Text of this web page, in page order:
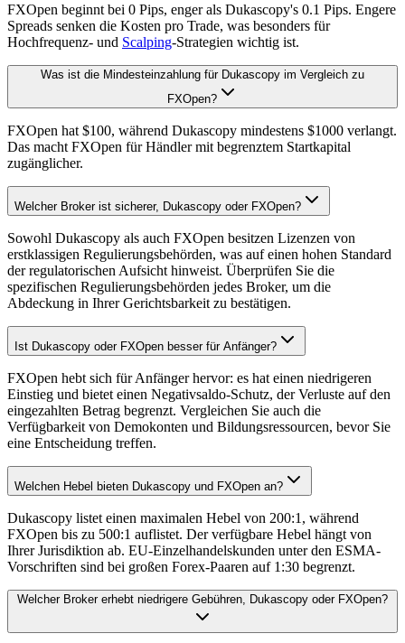
FXOpen beginnt bei 0 Pips, enger als Dukascopy's 0.1 Pips. Engere
Spreads senken die Kosten pro Trade, was besonders für
Hochfrequenz- und Scalping-Strategien wichtig ist.
Was ist die Mindesteinzahlung für Dukascopy im Vergleich zu
FXOpen?
FXOpen hat $100, während Dukascopy mindestens $1000 verlangt.
Das macht FXOpen für Händler mit begrenztem Startkapital
zugänglicher.
Welcher Broker ist sicherer, Dukascopy oder FXOpen?
Sowohl Dukascopy als auch FXOpen besitzen Lizenzen von
erstklassigen Regulierungsbehörden, was auf einen hohen Standard
der regulatorischen Aufsicht hinweist. Überprüfen Sie die
spezifischen Regulierungsbehörden jedes Broker, um die
Abdeckung in Ihrer Gerichtsbarkeit zu bestätigen.
Ist Dukascopy oder FXOpen besser für Anfänger?
FXOpen hebt sich für Anfänger hervor: es hat einen niedrigeren
Einstieg und bietet einen Negativsaldo-Schutz, der Verluste auf den
eingezahlten Betrag begrenzt. Vergleichen Sie auch die
Verfügbarkeit von Demokonten und Bildungsressourcen, bevor Sie
eine Entscheidung treffen.
Welchen Hebel bieten Dukascopy und FXOpen an?
Dukascopy listet einen maximalen Hebel von 200:1, während
FXOpen bis zu 500:1 auflistet. Der verfügbare Hebel hängt von
Ihrer Jurisdiktion ab. EU-Einzelhandelskunden unter den ESMA-
Vorschriften sind bei großen Forex-Paaren auf 1:30 begrenzt.
Welcher Broker erhebt niedrigere Gebühren, Dukascopy oder FXOpen?